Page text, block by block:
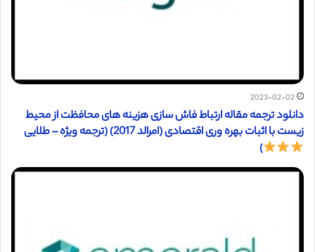
2023-02-02
دانلود ترجمه مقاله ارتباط فاش سازی هزینه های محافظت از محیط
زیست با اثبات بهره وری اقتصادی (امرالد 2017) (ترجمه ویژه – طلایی
)